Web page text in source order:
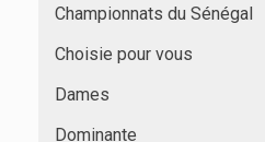
Championnats du Sénégal
Choisie pour vous
Dames
Dominante